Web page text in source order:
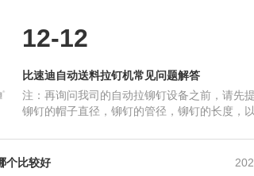
12-12
比速迪自动送料拉钉机常见问题解答
注：再询问我司的自动拉铆钉设备之前，请先
铆钉的帽子直径，铆钉的管径，铆钉的长度，
是平面的东西，那就选择
构及设计
能打多少个钉？
问题和原因
指南全篇
个比较好
以提供试用吗？